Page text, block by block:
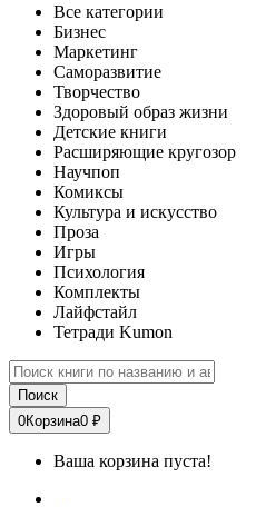
Все категории
Бизнес
Маркетинг
Саморазвитие
Творчество
Здоровый образ жизни
Детские книги
Расширяющие кругозор
Научпоп
Комиксы
Культура и искусство
Проза
Игры
Психология
Комплекты
Лайфстайл
Тетради Kumon
Поиск
0Корзина0 ₽
Ваша корзина пуста!